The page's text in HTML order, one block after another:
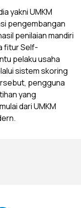
yakni UMKM
pengembangan
penilaian mandiri
fitur Self-
pelaku usaha
sistem skoring
pengguna
yang
dari UMKM